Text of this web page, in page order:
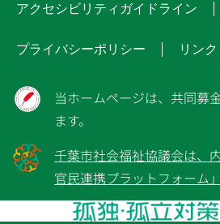
アクセシビリティガイドライン
プライバシーポリシー リンク
当ホームページは、共同募
ます。
千葉市社会福祉協議会は、
官民連携プラットフォーム